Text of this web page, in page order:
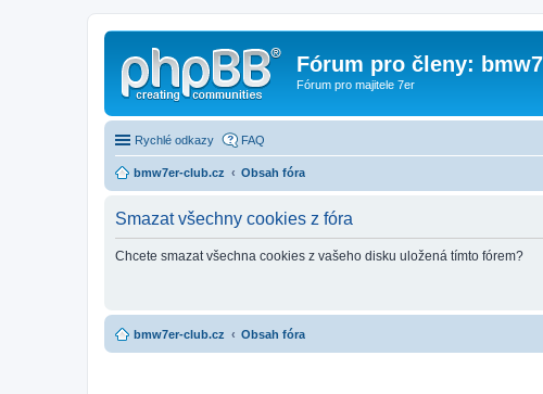
Fórum pro členy:
Fórum pro majitele 7er
Rychlé odkazy FAQ
bmw7er-club.cz Obsah fóra
Smazat všechny cookies z fóra
Chcete smazat všechna cookies z vašeho disku uložená tímto fórem?
bmw7er-club.cz Obsah fóra